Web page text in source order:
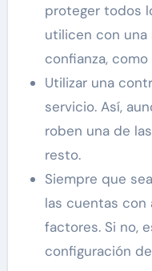
proteger todos
utilicen con
confianza,
Utilizar una
servicio. Así,
roben una de
resto.
Siempre que
las cuentas
factores. Si no,
configuración